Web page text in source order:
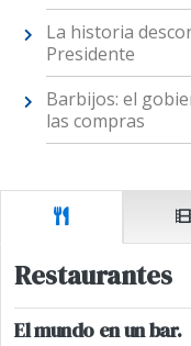
La historia
Presidente
Barbijos: el
las compras
Restaurantes
El mundo en un bar.